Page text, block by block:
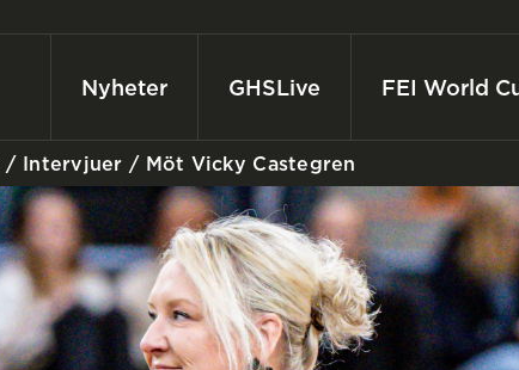
Nyheter GHSLive FEI World
/Intervjuer /Möt Vicky Castegren